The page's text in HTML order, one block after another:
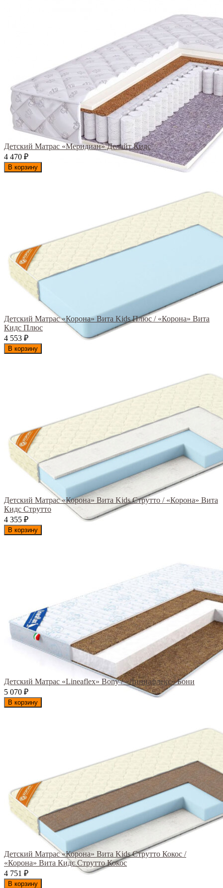
Детский Матрас «Меридиан» Делайт Кидс
4 470 ₽
В корзину
Детский Матрас «Корона» Вита Kids Плюс / «Корона» Вита
Кидс Плюс
4 553 ₽
В корзину
Детский Матрас «Корона» Вита Kids Струтто / «Корона» Вита
Кидс Струтто
4 355 ₽
В корзину
Детский Матрас «Lineaflex» Bony / «Линиафлекс» Бони
5 070 ₽
В корзину
Детский Матрас «Корона» Вита Kids Струтто Кокос /
«Корона» Вита Кидс Струтто Кокос
4 751
₽
В корзину